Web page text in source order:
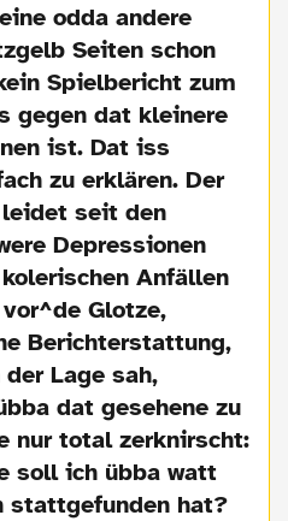
odda andere
Seiten schon
Spielbericht zum
gegen dat kleinere
ist. Dat iss
zu erklären. Der
seit den
Depressionen
Anfällen
Glotze,
Berichterstattung,
Lage sah,
dat gesehene zu
nur total zerknirscht:
soll ich übba watt
stattgefunden hat?